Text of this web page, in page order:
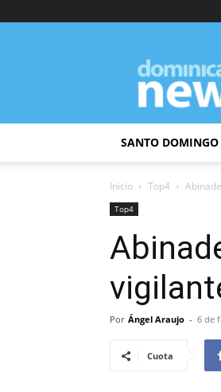
SANTO DOMINGO
Inicio Top4
Top4
Por Ángel Araujo - 6 de
Cuota